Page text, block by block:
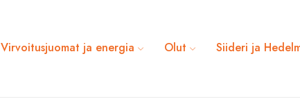
Virvoitusjuomat ja energia Olut Siideri ja